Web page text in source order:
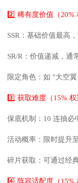
2️⃣ 稀有度价值（20%
SSR：基础价值最高
SR/R：价值递减，通
限定角色：如 "大空
3️⃣ 获取难度（15% 权
保底机制：10 连抽必
活动概率：限时提升
碎片获取：可通过经
4️⃣ 阵容适配度（15%